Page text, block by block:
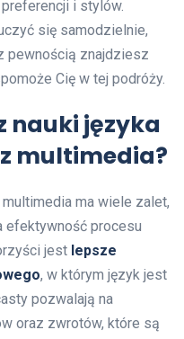
i stylów.
się samodzielnie,
pewnością znajdziesz
Cię w tej podróży.
nauki języka
multimedia?
ma wiele zalet,
efektywność procesu
jest lepsze
, w którym język jest
pozwalają na
oraz zwrotów, które są